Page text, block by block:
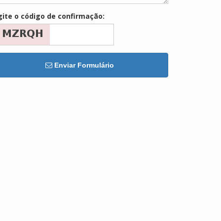
o código de confirmação:
Enviar Formulário